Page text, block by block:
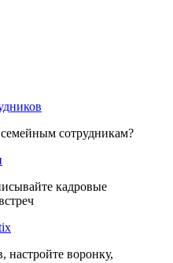
сотрудникам?
кадровые
настройте воронку,